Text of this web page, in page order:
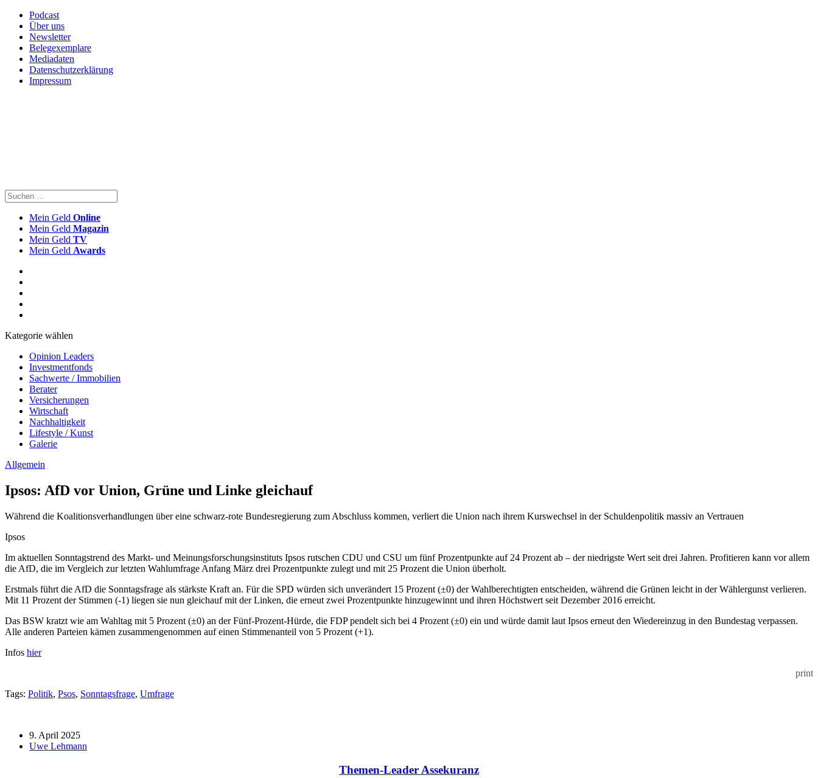
Podcast
Über uns
Newsletter
Belegexemplare
Mediadaten
Datenschutzerklärung
Impressum
Mein Geld Online
Mein Geld Magazin
Mein Geld TV
Mein Geld Awards
Kategorie wählen
Opinion Leaders
Investmentfonds
Sachwerte / Immobilien
Berater
Versicherungen
Wirtschaft
Nachhaltigkeit
Lifestyle / Kunst
Galerie
Allgemein
Ipsos: AfD vor Union, Grüne und Linke gleichauf
Während die Koalitionsverhandlungen über eine schwarz-rote Bundesregierung zum Abschluss kommen, verliert die Union nach ihrem Kurswechsel in der Schuldenpolitik massiv an Vertrauen
Ipsos
Im aktuellen Sonntagstrend des Markt- und Meinungsforschungsinstituts Ipsos rutschen CDU und CSU um fünf Prozentpunkte auf 24 Prozent ab – der niedrigste Wert seit drei Jahren. Profitieren kann vor allem
die AfD, die im Vergleich zur letzten Wahlumfrage Anfang März drei Prozentpunkte zulegt und mit 25 Prozent die Union überholt.
Erstmals führt die AfD die Sonntagsfrage als stärkste Kraft an. Für die SPD würden sich unverändert 15 Prozent (±0) der Wahlberechtigten entscheiden, während die Grünen leicht in der Wählergunst verlieren.
Mit 11 Prozent der Stimmen (-1) liegen sie nun gleichauf mit der Linken, die erneut zwei Prozentpunkte hinzugewinnt und ihren Höchstwert seit Dezember 2016 erreicht.
Das BSW kratzt wie am Wahltag mit 5 Prozent (±0) an der Fünf-Prozent-Hürde, die FDP pendelt sich bei 4 Prozent (±0) ein und würde damit laut Ipsos erneut den Wiedereinzug in den Bundestag verpassen.
Alle anderen Parteien kämen zusammengenommen auf einen Stimmenanteil von 5 Prozent (+1).
Infos hier
print
Tags: Politik, Psos, Sonntagsfrage, Umfrage
9. April 2025
Uwe Lehmann
Themen-Leader Assekuranz